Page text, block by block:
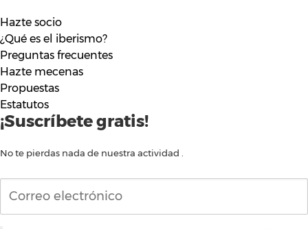
Hazte socio
¿Qué es el iberismo?
Preguntas frecuentes
Hazte mecenas
Propuestas
Estatutos
¡Suscríbete gratis!
No te pierdas nada de nuestra actividad .